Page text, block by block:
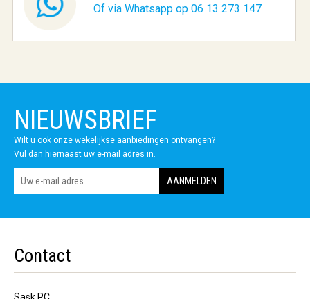
Of via Whatsapp op 06 13 273 147
NIEUWSBRIEF
Wilt u ook onze wekelijkse aanbiedingen ontvangen?
Vul dan hiernaast uw e-mail adres in.
Contact